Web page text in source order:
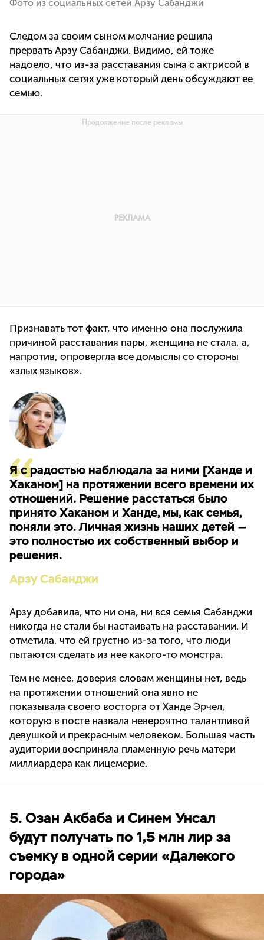
Фото из социальных сетей Арзу Сабанджи
Следом за своим сыном молчание решила
прервать Арзу Сабанджи. Видимо, ей тоже
надоело, что из-за расставания сына с актрисой в
социальных сетях уже который день обсуждают ее
семью.
Признавать тот факт, что именно она послужила
причиной расставания пары, женщина не стала, а,
напротив, опровергла все домыслы со стороны
«злых языков».
Я с радостью наблюдала за ними [Ханде и
Хаканом] на протяжении всего времени их
отношений. Решение расстаться было
принято Хаканом и Ханде, мы, как семья,
поняли это. Личная жизнь наших детей —
это полностью их собственный выбор и
решения.
Арзу Сабанджи
Арзу добавила, что ни она, ни вся семья Сабанджи
никогда не стали бы настаивать на расставании. И
отметила, что ей грустно из-за того, что люди
пытаются сделать из нее какого-то монстра.
Тем не менее, доверия словам женщины нет, ведь
на протяжении отношений она явно не
показывала своего восторга от Ханде Эрчел,
которую в посте назвала невероятно талантливой
девушкой и прекрасным человеком. Большая часть
аудитории восприняла пламенную речь матери
миллиардера как лицемерие.
5. Озан Акбаба и Синем Унсал
будут получать по 1,5 млн лир за
съемку в одной серии «Далекого
города»